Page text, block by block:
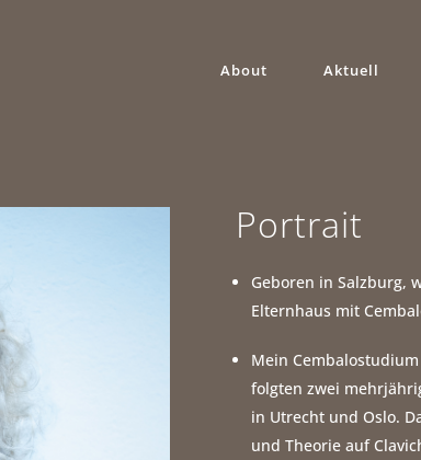
About Aktuell
Portrait
Geboren in Salzburg,
Elternhaus mit
Mein
folgten zwei
in Utrecht und Oslo.
und Theorie auf